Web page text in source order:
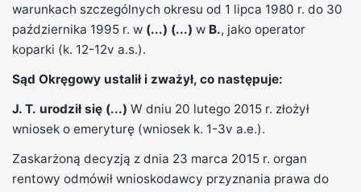
warunkach szczególnych okresu od 1 lipca 1980 r. do 30
października 1995 r. w (...) (...) w B., jako operator
koparki (k. 12-12v a.s.).
Sąd Okręgowy ustalił i zważył, co następuje:
J. T. urodził się (...) W dniu 20 lutego 2015 r. złożył
wniosek o emeryturę (wniosek k. 1-3v a.e.).
Zaskarżoną decyzją z dnia 23 marca 2015 r. organ
rentowy odmówił wnioskodawcy przyznania prawa do